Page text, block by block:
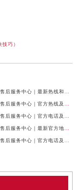
巧）
重庆帝舵官方售后服务中心｜最新热线和维修地址权威信息公示（2026年7月最新）
重庆帝舵官方售后服务中心｜官方热线及网点地址权威信息公示（2026年7月最新）
重庆帝舵官方售后服务中心｜官方电话及详细网点地址权威信息公示（2026年7月最新）
重庆帝舵官方售后服务中心｜最新官方地址和维修热线权威信息公示（2026年7月最新）
重庆帝舵官方售后服务中心｜官方电话及服务网点地址权威信息公示（2026年7月最新）